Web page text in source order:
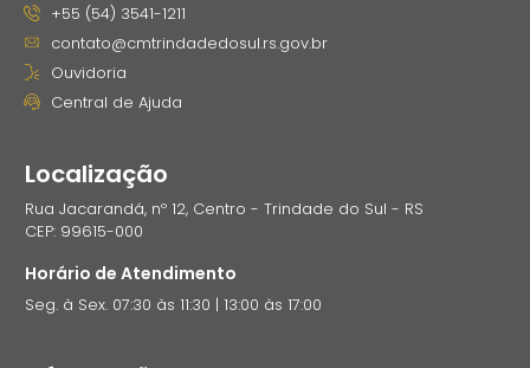
+55 (54) 3541-1211
contato@cmtrindadedosul.rs.gov.br
Ouvidoria
Central de Ajuda
Localização
Rua Jacarandá, nº 12, Centro - Trindade do Sul - RS
CEP: 99615-000
Horário de Atendimento
Seg. à Sex. 07:30 às 11:30 | 13:00 às 17:00